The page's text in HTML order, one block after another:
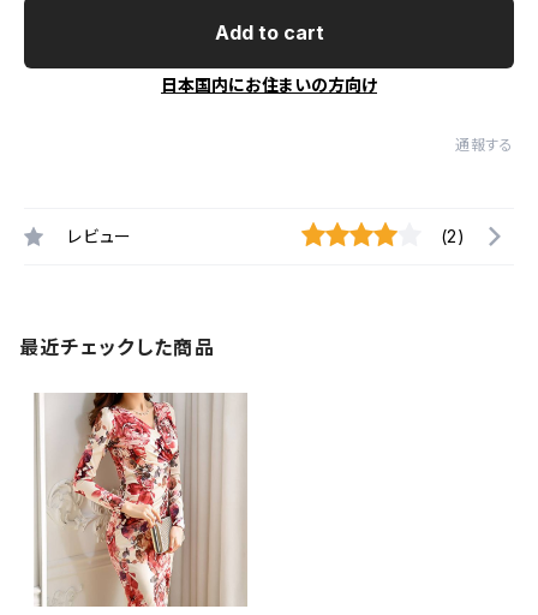
Add to cart
日本国内にお住まいの方向け
通報する
レビュー (2)
最近チェックした商品